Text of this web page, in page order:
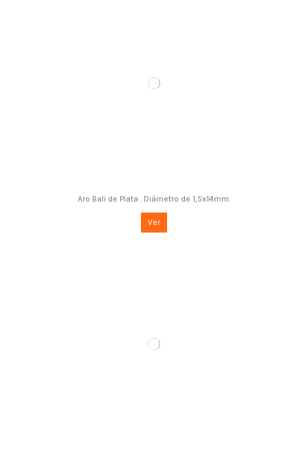
Aro Bali de Plata . Diámetro de 1,5x14mm.
Ver